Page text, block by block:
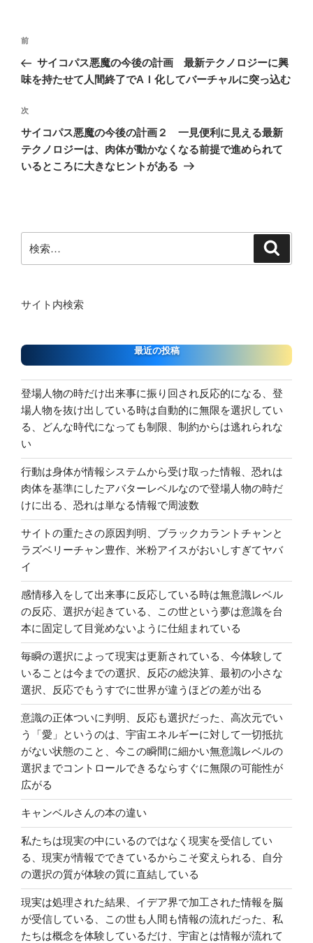
投
ナ
ゲ
ー
シ
ョ
前
の
投
前
サイコパス悪魔の今後の計画 最新テクノロジーに興
味を持たせて人間終了でAＩ化してバーチャルに突っ込む
次
の
投
稿
次
サイコパス悪魔の今後の計画２ 一見便利に見える最新
テクノロジーは、肉体が動かなくなる前提で進められて
いるところに大きなヒントがある
索:
サイト内検索
最近の投稿
登場人物の時だけ出来事に振り回され反応的になる、登
場人物を抜け出している時は自動的に無限を選択してい
る、どんな時代になっても制限、制約からは逃れられな
い
行動は身体が情報システムから受け取った情報、恐れは
肉体を基準にしたアバターレベルなので登場人物の時だ
けに出る、恐れは単なる情報で周波数
サイトの重たさの原因判明、ブラックカラントチャンと
ラズベリーチャン豊作、米粉アイスがおいしすぎてヤバ
イ
感情移入をして出来事に反応している時は無意識レベル
の反応、選択が起きている、この世という夢は意識を台
本に固定して目覚めないように仕組まれている
毎瞬の選択によって現実は更新されている、今体験して
いることは今までの選択、反応の総決算、最初の小さな
選択、反応でもうすでに世界が違うほどの差が出る
意識の正体ついに判明、反応も選択だった、高次元でい
う「愛」というのは、宇宙エネルギーに対して一切抵抗
がない状態のこと、今この瞬間に細かい無意識レベルの
選択までコントロールできるならすぐに無限の可能性が
広がる
キャンベルさんの本の違い
私たちは現実の中にいるのではなく現実を受信してい
る、現実が情報でできているからこそ変えられる、自分
の選択の質が体験の質に直結している
現実は処理された結果、イデア界で加工された情報を脳
が受信している、この世も人間も情報の流れだった、私
たちは概念を体験しているだけ、宇宙とは情報が流れて